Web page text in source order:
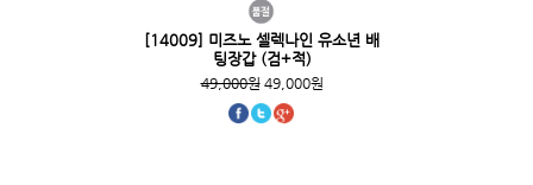
[14009] 미즈노 셀렉나인 유소년 배
팅장갑 (검+적)
49,000원49,000원